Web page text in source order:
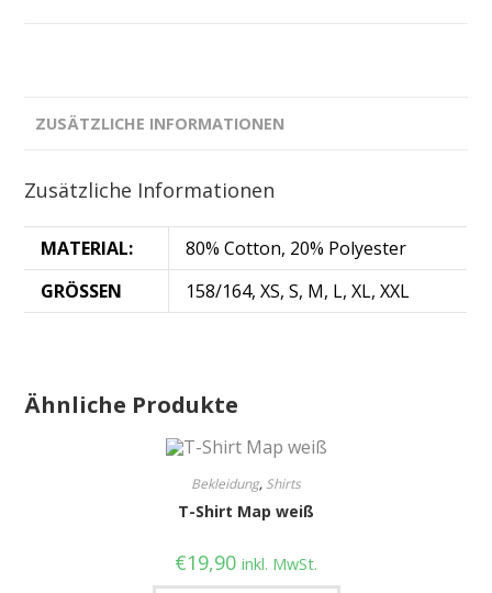
ZUSÄTZLICHE INFORMATIONEN
Zusätzliche Informationen
MATERIAL:
80% Cotton, 20% Polyester
GRÖSSEN
158/164, XS, S, M, L, XL, XXL
Ähnliche Produkte
Bekleidung, Shirts
T-Shirt Map weiß
€19,90 inkl. MwSt.